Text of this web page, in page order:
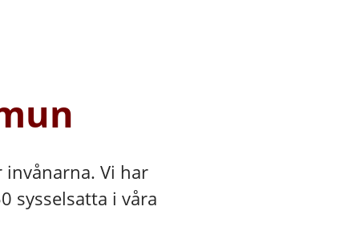
Vi har
sysselsatta i våra